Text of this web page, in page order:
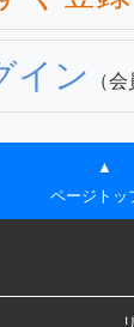
イン （
▲
ページトッ